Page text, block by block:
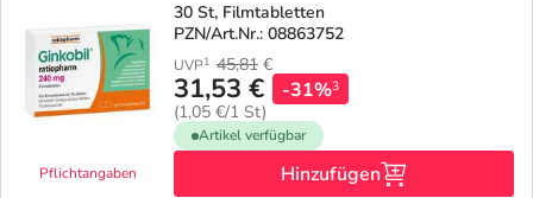
Pflichtangaben
30 St, Filmtabletten
PZN/Art.Nr.: 08863752
UVP1 45,81 €
31,53 €
(1,05 €/1 St)
-31%3
Artikel verfügbar
Hinzufügen